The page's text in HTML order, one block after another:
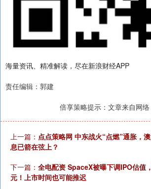
海量资讯、精准解读，尽在新浪财经APP
责任编辑：郭建
倍享策略提示：文章来自网络
上一篇： 点点策略网 中东战火“点燃”通胀，
息已箭在弦上？
下一篇： 全电配资 SpaceX被曝下调IPO估值
元！上市时间也可能推迟